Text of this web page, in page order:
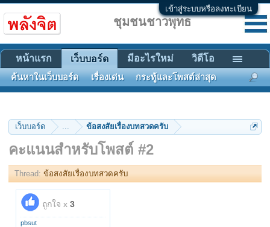
เข้าสู่ระบบหรือลงทะเบียน
เว็บบอร์ด ... ข้อสงสัยเรื่องบทสวดครับ
คะแนนสำหรับโพสต์ #2
Thread: ข้อสงสัยเรื่องบทสวดครับ
ถูกใจ x 3
pbsut
ชุมชนชาวพุทธ
หน้าแรก เว็บบอร์ด
ค้นหาในเว็บบอร์ด เรื่องเด่น กระทู้และโพสต์ล่าสุด
มีอะไรใหม่ วิดีโอ